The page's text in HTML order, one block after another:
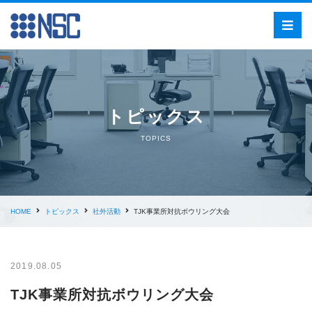
トピックス
TOPICS
HOME トピックス 社外活動 TJK事業所対抗ボウリング大会
2019.08.05
TJK事業所対抗ボウリング大会